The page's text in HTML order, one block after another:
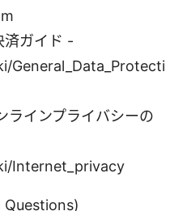
済ガイド -
General_Data_Protecti
ラインプライバシーの
Internet_privacy
Questions)